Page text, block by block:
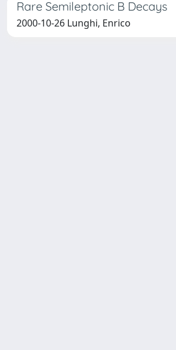
Rare Semileptonic B Decays
2000-10-26 Lunghi, Enrico